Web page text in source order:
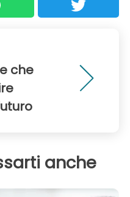
che
anche